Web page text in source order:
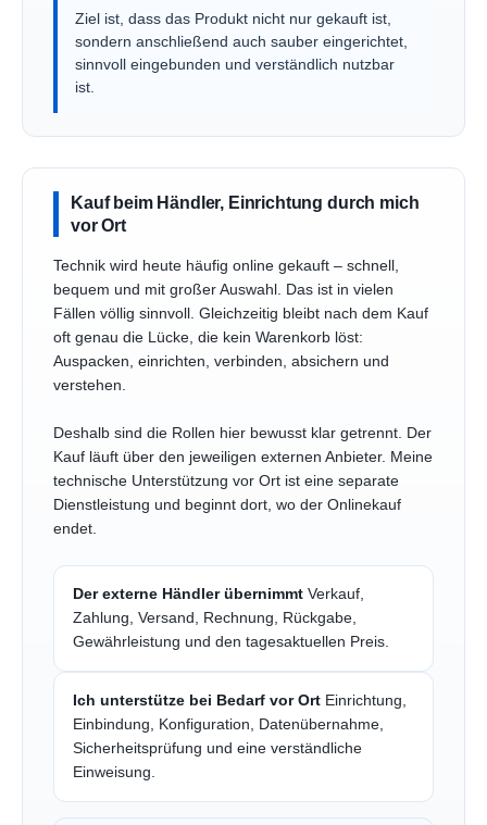
Ziel ist, dass das Produkt nicht nur gekauft ist,
sondern anschließend auch sauber eingerichtet,
sinnvoll eingebunden und verständlich nutzbar
ist.
Kauf beim Händler, Einrichtung durch mich
vor Ort
Technik wird heute häufig online gekauft – schnell,
bequem und mit großer Auswahl. Das ist in vielen
Fällen völlig sinnvoll. Gleichzeitig bleibt nach dem Kauf
oft genau die Lücke, die kein Warenkorb löst:
Auspacken, einrichten, verbinden, absichern und
verstehen.
Deshalb sind die Rollen hier bewusst klar getrennt. Der
Kauf läuft über den jeweiligen externen Anbieter. Meine
technische Unterstützung vor Ort ist eine separate
Dienstleistung und beginnt dort, wo der Onlinekauf
endet.
Der externe Händler übernimmt Verkauf,
Zahlung, Versand, Rechnung, Rückgabe,
Gewährleistung und den tagesaktuellen Preis.
Ich unterstütze bei Bedarf vor Ort Einrichtung,
Einbindung, Konfiguration, Datenübernahme,
Sicherheitsprüfung und eine verständliche
Einweisung.